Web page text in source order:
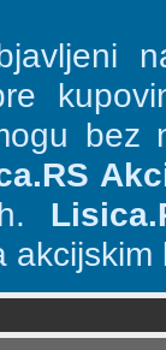
bez
akcijskim